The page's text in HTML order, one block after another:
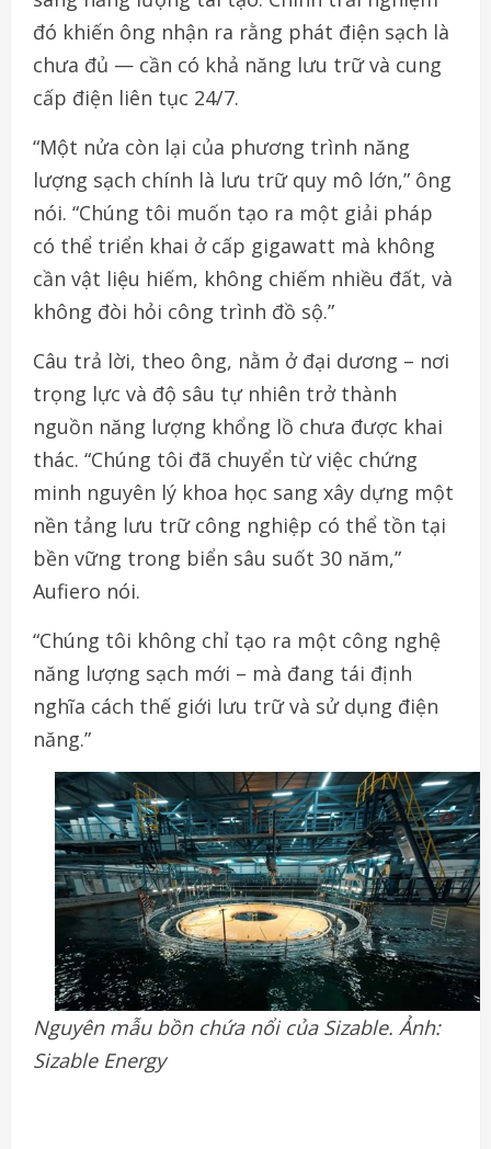
đó khiến ông nhận ra rằng phát điện sạch là
chưa đủ — cần có khả năng lưu trữ và cung
cấp điện liên tục 24/7.
“Một nửa còn lại của phương trình năng
lượng sạch chính là lưu trữ quy mô lớn,” ông
nói. “Chúng tôi muốn tạo ra một giải pháp
có thể triển khai ở cấp gigawatt mà không
cần vật liệu hiếm, không chiếm nhiều đất, và
không đòi hỏi công trình đồ sộ.”
Câu trả lời, theo ông, nằm ở đại dương – nơi
trọng lực và độ sâu tự nhiên trở thành
nguồn năng lượng khổng lồ chưa được khai
thác. “Chúng tôi đã chuyển từ việc chứng
minh nguyên lý khoa học sang xây dựng một
nền tảng lưu trữ công nghiệp có thể tồn tại
bền vững trong biển sâu suốt 30 năm,”
Aufiero nói.
“Chúng tôi không chỉ tạo ra một công nghệ
năng lượng sạch mới – mà đang tái định
nghĩa cách thế giới lưu trữ và sử dụng điện
năng.”
Nguyên mẫu bồn chứa nổi của Sizable. Ảnh:
Sizable Energy